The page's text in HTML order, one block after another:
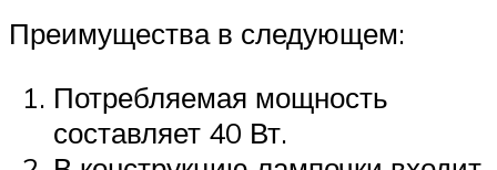
Преимущества в следующем:
Потребляемая мощность
составляет 40 Вт.